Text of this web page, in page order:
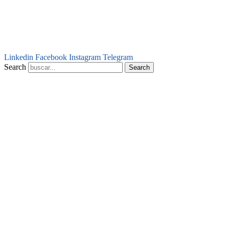
Linkedin Facebook Instagram Telegram
Search
Search